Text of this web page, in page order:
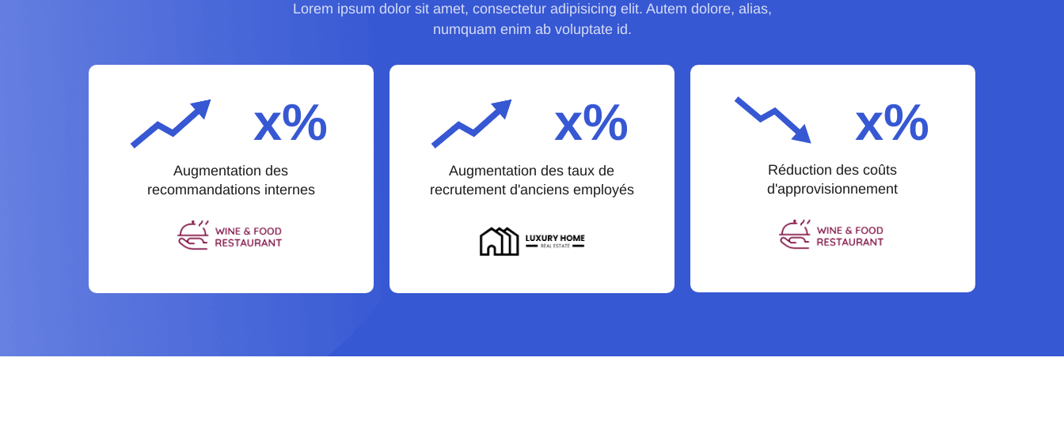
Lorem ipsum dolor sit amet, consectetur adipisicing elit. Autem dolore, alias,
numquam enim ab voluptate id.
x%
Augmentation des
recommandations internes
x%
Augmentation des taux de
recrutement d'anciens employés
x%
Réduction des coûts
d'approvisionnement